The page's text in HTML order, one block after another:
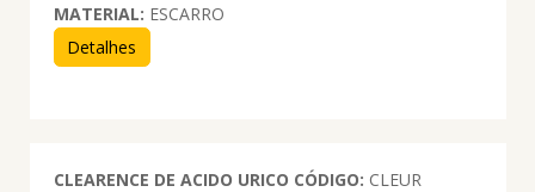
MATERIAL: ESCARRO
Detalhes
CLEARENCE DE ACIDO URICO CÓDIGO: CLEUR